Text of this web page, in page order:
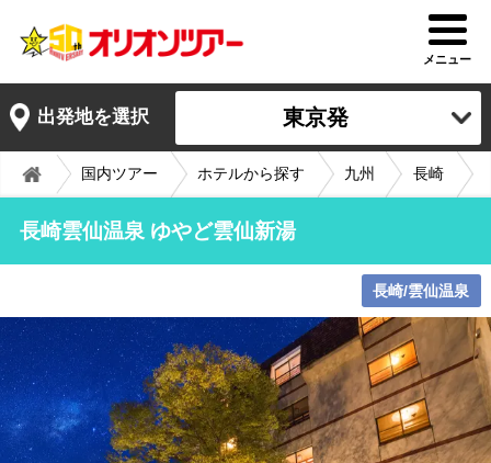
メニュー
出発地を選択 東京発
国内ツアー ホテルから探す 九州 長崎
長崎雲仙温泉 ゆやど雲仙新湯
長崎/雲仙温泉